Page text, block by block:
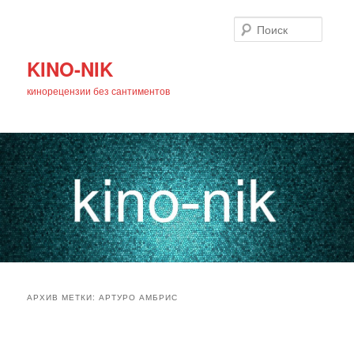
KINO-NIK
кинорецензии без сантиментов
АРХИВ МЕТКИ:АРТУРО АМБРИС